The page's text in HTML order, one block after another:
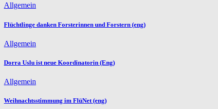
Allgemein
Flüchtlinge danken Forsterinnen und Forstern (eng)
Allgemein
Dorra Uslu ist neue Koordinatorin (Eng)
Allgemein
Weihnachtsstimmung im FlüNet (eng)